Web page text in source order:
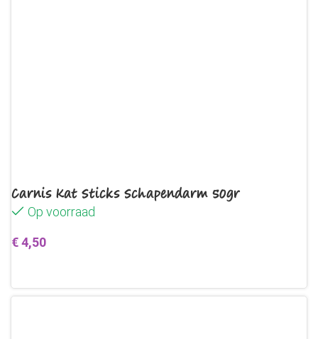
Carnis Kat Sticks Schapendarm 50gr
Op voorraad
€4,50